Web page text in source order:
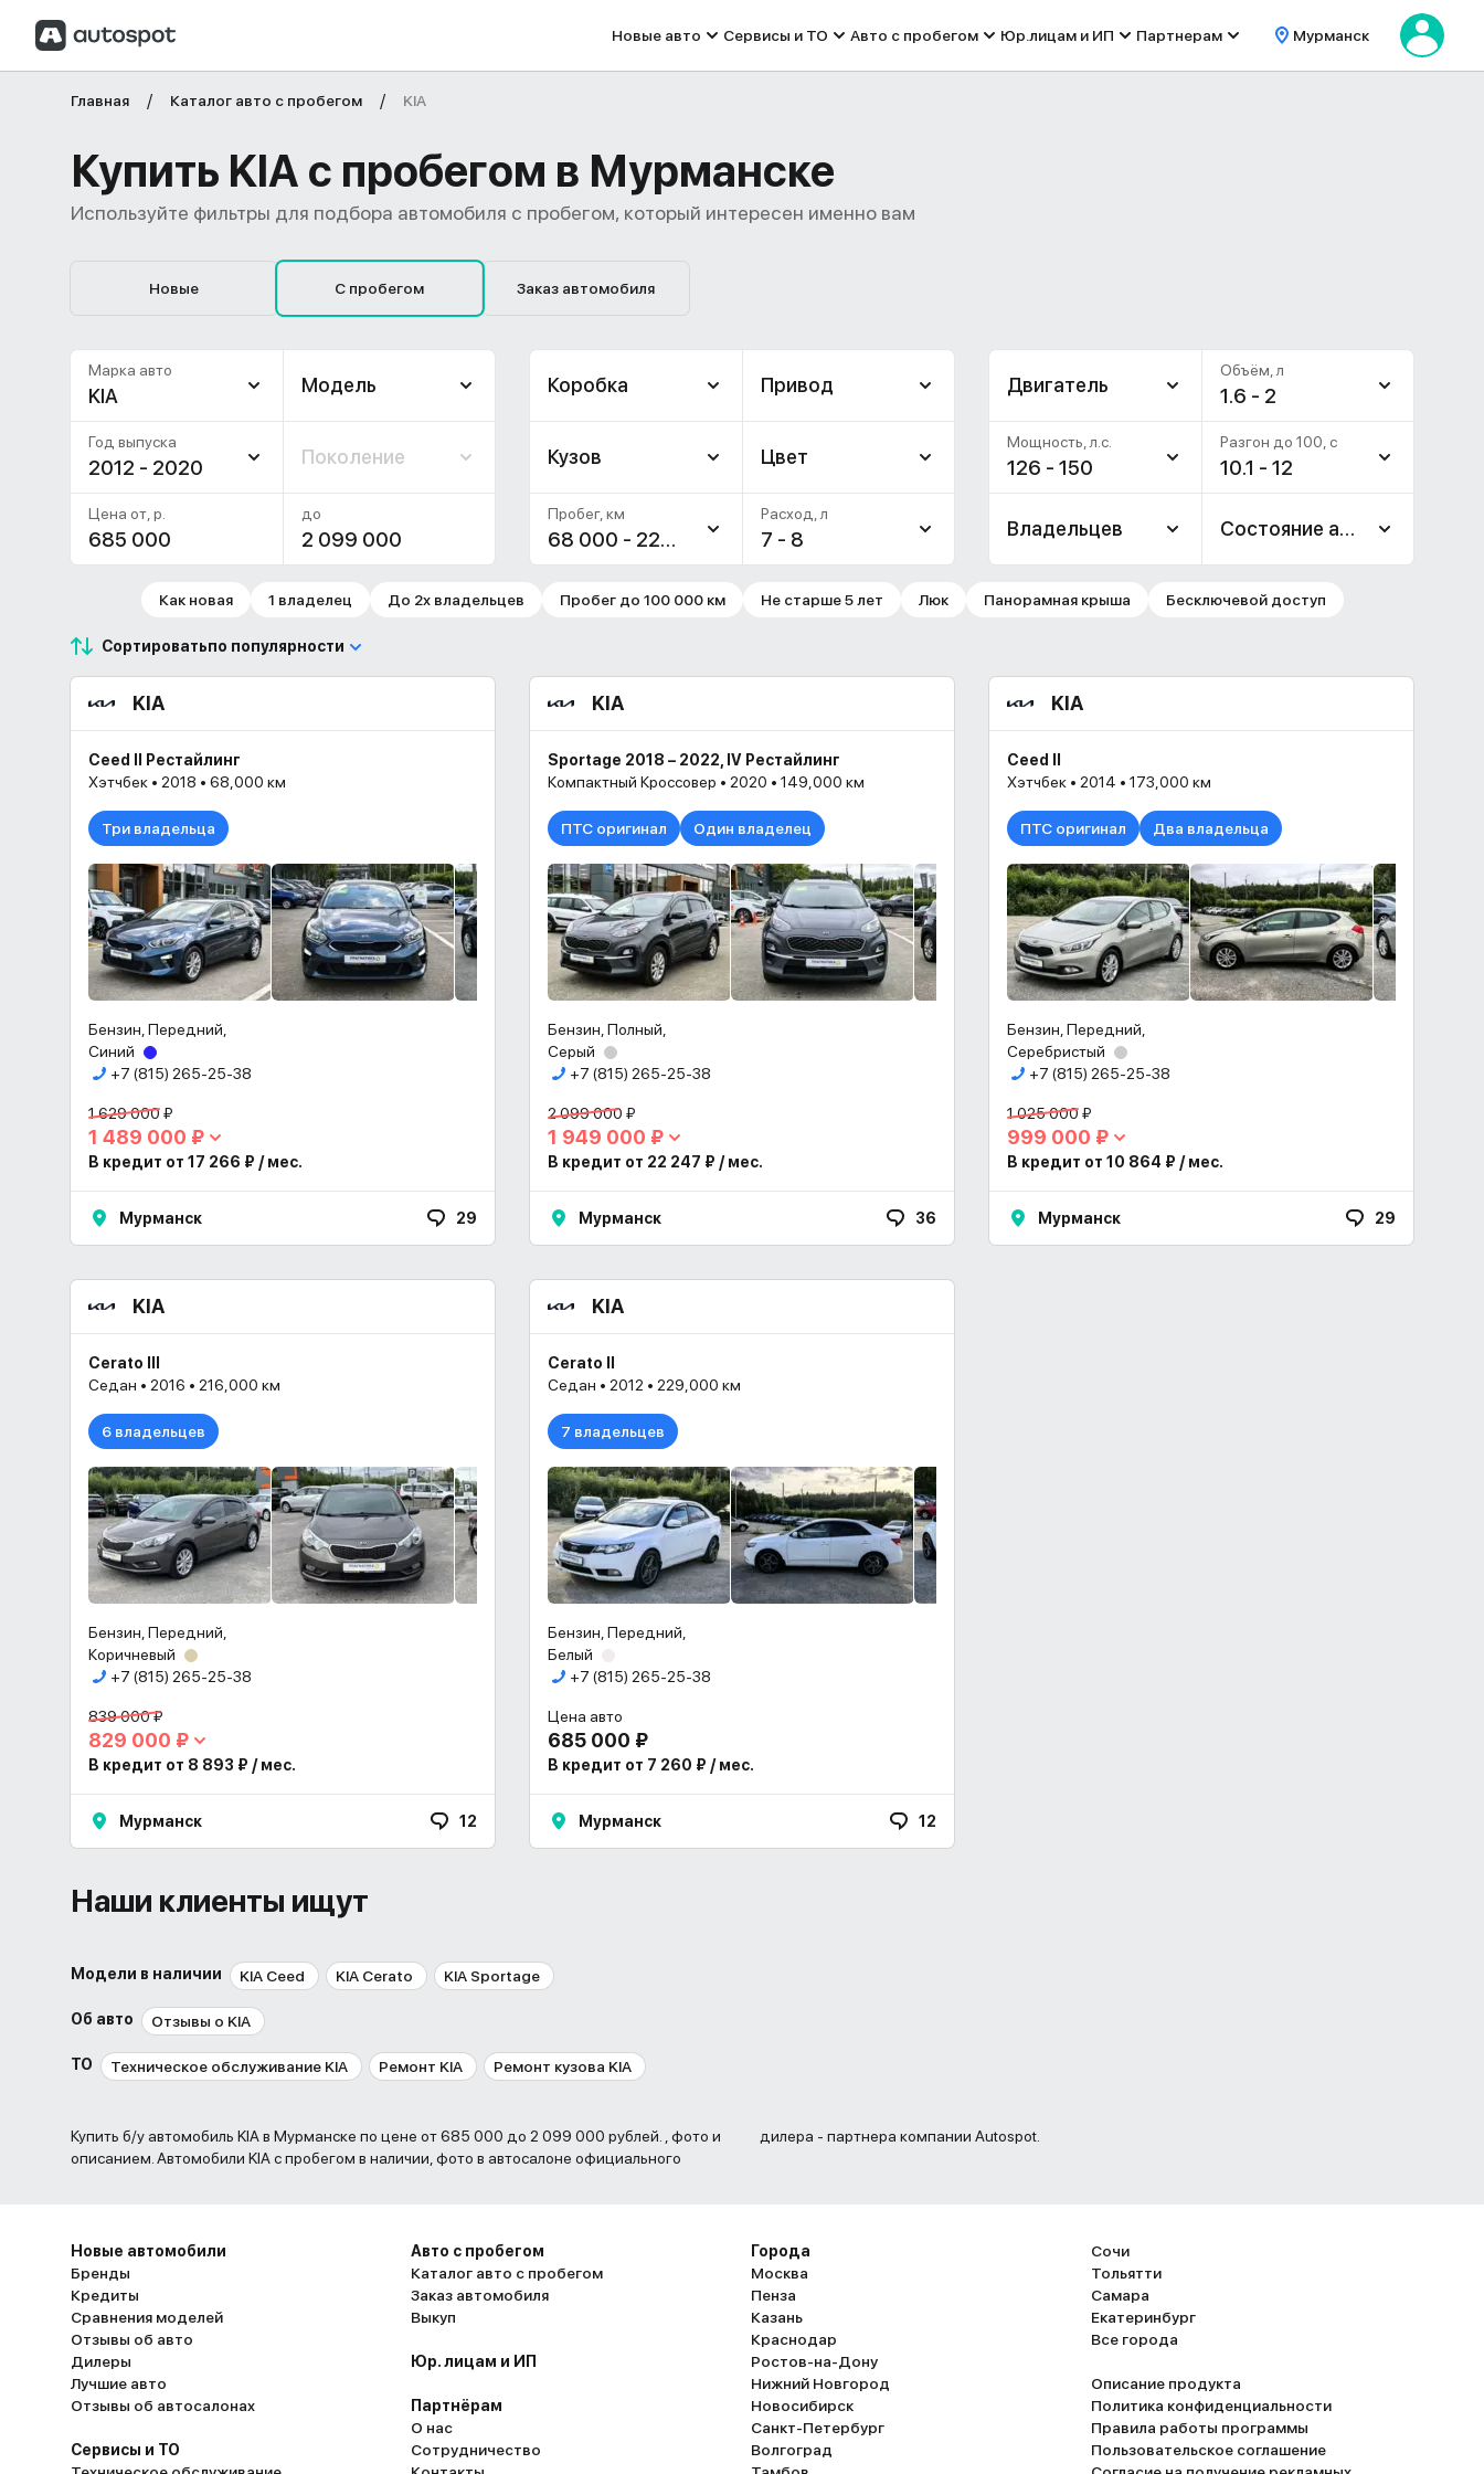
Новые авто Сервисы и ТО Авто с пробегом Юр.лицам и ИП Партнерам Мурманск
Главная Каталог авто с пробегом KIA
Купить KIA с пробегом в Мурманске
Используйте фильтры для подбора автомобиля с пробегом, который интересен именно вам
Новые С пробегом Заказ автомобиля
KIA
Марка авто
Модель
2012 - 2020
Год выпуска
Поколение
Цена от, р. до
Коробка Привод
Кузов Цвет
68 000 - 229 000
Пробег, км
7 - 8
Расход, л
Двигатель 1.6 - 2
Объём, л
126 - 150
Мощность, л.с.
10.1 - 12
Разгон до 100, c
Владельцев Состояние авто
Как новая 1 владелец До 2х владельцев Пробег до 100 000 км Не старше 5 лет Люк Панорамная крыша Бесключевой доступ
Сортироватьпо популярности
KIA
Ceed II Рестайлинг
Хэтчбек • 2018 • 68,000 км
Три владельца
Бензин, Передний,
Синий
+7 (815) 265-25-38
1 629 000 ₽
1 489 000 ₽
В кредит от 17 266 ₽ / мес.
Мурманск 29
KIA
Sportage 2018 – 2022, IV Рестайлинг
Компактный Кроссовер • 2020 • 149,000 км
ПТС оригинал Один владелец
Бензин, Полный,
Серый
+7 (815) 265-25-38
2 099 000 ₽
1 949 000 ₽
В кредит от 22 247 ₽ / мес.
Мурманск 36
KIA
Ceed II
Хэтчбек • 2014 • 173,000 км
ПТС оригинал Два владельца
Бензин, Передний,
Серебристый
+7 (815) 265-25-38
1 025 000 ₽
999 000 ₽
В кредит от 10 864 ₽ / мес.
Мурманск 29
KIA
Cerato III
Седан • 2016 • 216,000 км
6 владельцев
Бензин, Передний,
Коричневый
+7 (815) 265-25-38
839 000 ₽
829 000 ₽
В кредит от 8 893 ₽ / мес.
Мурманск 12
KIA
Cerato II
Седан • 2012 • 229,000 км
7 владельцев
Бензин, Передний,
Белый
+7 (815) 265-25-38
Цена авто
685 000 ₽
В кредит от 7 260 ₽ / мес.
Мурманск 12
Наши клиенты ищут
Модели в наличии KIA Ceed KIA Cerato KIA Sportage
Об авто Отзывы о KIA
ТО Техническое обслуживание KIA Ремонт KIA Ремонт кузова KIA
Купить б/у автомобиль KIA в Мурманске по цене от 685 000 до 2 099 000 рублей. , фото и
описанием. Автомобили KIA с пробегом в наличии, фото в автосалоне официального
дилера - партнера компании Autospot.
Новые автомобили
Бренды
Кредиты
Сравнения моделей
Отзывы об авто
Дилеры
Лучшие авто
Отзывы об автосалонах
Сервисы и ТО
Авто с пробегом
Каталог авто с пробегом
Заказ автомобиля
Выкуп
Юр. лицам и ИП
Партнёрам
О нас
Сотрудничество
Города
Москва
Пенза
Казань
Краснодар
Ростов-на-Дону
Нижний Новгород
Новосибирск
Санкт-Петербург
Волгоград
Сочи
Тольятти
Самара
Екатеринбург
Все города
Описание продукта
Политика конфиденциальности
Правила работы программы
Пользовательское соглашение